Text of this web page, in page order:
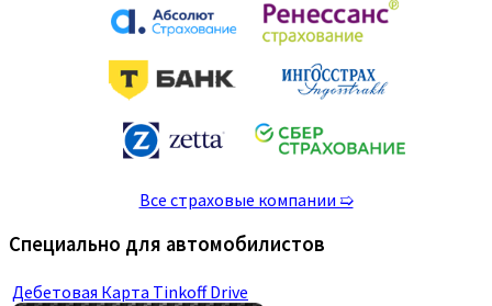
Все страховые компании ➯
Специально для автомобилистов
Дебетовая Карта Tinkoff Drive